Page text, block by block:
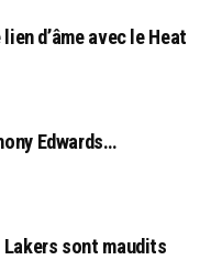
d’âme avec le Heat
Edwards…
sont maudits